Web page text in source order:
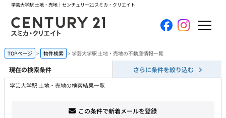
学芸大学駅 土地・売地｜センチュリー21スミカ・クリエイト
ホーム
当社について
買いたい
TOPページ 物件検索 学芸大学駅 土地・売地の不動産情報一覧
現在の検索条件 さらに条件を絞り込む
学芸大学駅 土地・売地の検索結果一覧
この条件で新着メールを登録